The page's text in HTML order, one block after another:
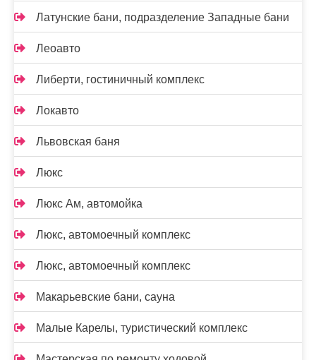
Латунские бани, подразделение Западные бани
Леоавто
Либерти, гостиничный комплекс
Локавто
Львовская баня
Люкс
Люкс Ам, автомойка
Люкс, автомоечный комплекс
Люкс, автомоечный комплекс
Макарьевские бани, сауна
Малые Карелы, туристический комплекс